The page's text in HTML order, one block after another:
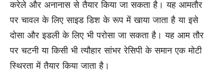
करेले और अनानास से तैयार किया जा सकता है। यह आमतौर
पर चावल के लिए साइड डिश के रूप में खाया जाता है या इसे
दोसा और इडली के लिए भी परोसा जा सकता है। यह आम तौर
पर चटनी या किसी भी त्यौहार सांभर रेसिपी के समान एक मोटी
स्थिरता में तैयार किया जाता है।